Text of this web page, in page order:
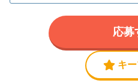
キ
応募